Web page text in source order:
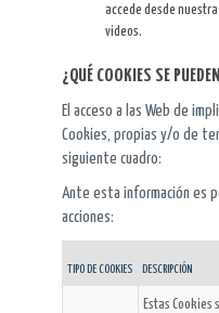
accede desde
videos.
¿QUÉ COOKIES SE
El acceso a las Web de
Cookies, propias y/o de
siguiente cuadro:
Ante esta información es
acciones:
TIPO DE COOKIES DESCRIPCIÓN
Estas Cookies